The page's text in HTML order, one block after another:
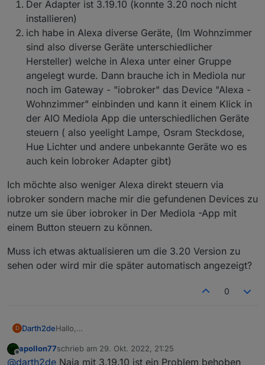
Der Adapter ist 3.19.10 (konnte 3.20 noch nicht
installieren)
ich habe in Alexa diverse Geräte, (Im Wohnzimmer
sind also diverse Geräte unterschiedlicher
Hersteller) welche in Alexa unter einer Gruppe
angelegt wurde. Dann brauche ich in Mediola nur
noch im Gateway - "iobroker" das Device "Alexa -
Wohnzimmer" einbinden und kann it einem Klick in
der AIO Mediola App die unterschiedlichen Geräte
steuern ( also yeelight Lampe, Osram Steckdose,
Hue Lichter und andere unbekannte Geräte wo es
auch kein Iobroker Adapter gibt)
Ich möchte also weniger Alexa direkt steuern via
iobroker sondern mache mir die gefundenen Devices zu
nutze um sie über iobroker in Der Mediola -App mit
einem Button steuern zu können.
Muss ich etwas aktualisieren um die 3.20 Version zu
sehen oder wird mir die später automatisch angezeigt?
0
D Darth2deHallo,
Der Adapter ist 3.19.10 (konnte 3.20 noch nicht
installieren)
Ich möchte also weniger Alexa direkt steuern via
Offline
apollon77schrieb am 29. Okt. 2022, 21:25
zuletzt editiert von
@darth2de Naja mit 3.19.10 ist ein Problem behoben